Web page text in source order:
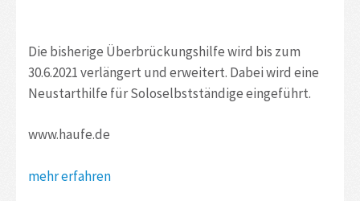
Die bisherige Überbrückungshilfe wird bis zum
30.6.2021 verlängert und erweitert. Dabei wird eine
Neustarthilfe für Soloselbstständige eingeführt.
www.haufe.de
mehr erfahren